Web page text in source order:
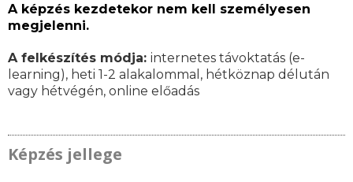
A képzés kezdetekor nem kell személyesen
megjelenni.
A felkészítés módja: internetes távoktatás (e-
learning), heti 1-2 alakalommal, hétköznap délután
vagy hétvégén, online előadás
Képzés jellege